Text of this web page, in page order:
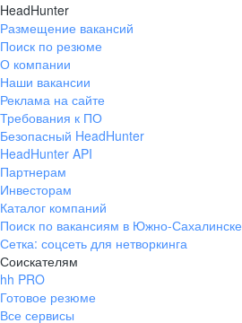
HeadHunter
Размещение вакансий
Поиск по резюме
О компании
Наши вакансии
Реклама на сайте
Требования к ПО
Безопасный HeadHunter
HeadHunter API
Партнерам
Инвесторам
Каталог компаний
Поиск по вакансиям в Южно-Сахалинске
Сетка: соцсеть для нетворкинга
Соискателям
hh PRO
Готовое резюме
Все сервисы